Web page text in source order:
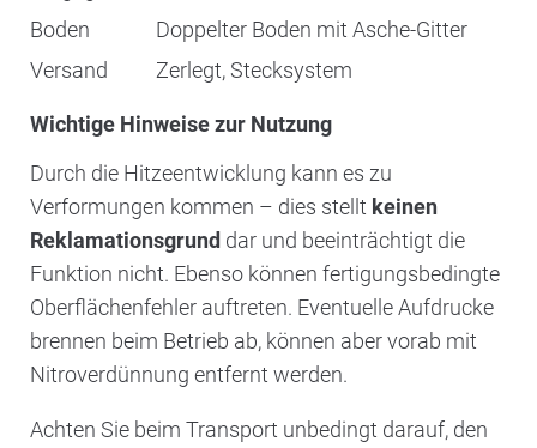
Boden
Doppelter Boden mit Asche-Gitter
Versand
Zerlegt, Stecksystem
Wichtige Hinweise zur Nutzung
Durch die Hitzeentwicklung kann es zu
Verformungen kommen – dies stellt keinen
Reklamationsgrund dar und beeinträchtigt die
Funktion nicht. Ebenso können fertigungsbedingte
Oberflächenfehler auftreten. Eventuelle Aufdrucke
brennen beim Betrieb ab, können aber vorab mit
Nitroverdünnung entfernt werden.
Achten Sie beim Transport unbedingt darauf, den